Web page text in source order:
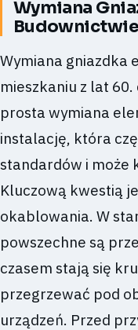
Wymiana
Budownictwie
Wymiana gniazdka
mieszkaniu z lat
prosta wymiana
instalację, która
standardów i może
Kluczową kwestią
okablowania. W
powszechne są
czasem stają się
przegrzewać pod
urządzeń. Przed